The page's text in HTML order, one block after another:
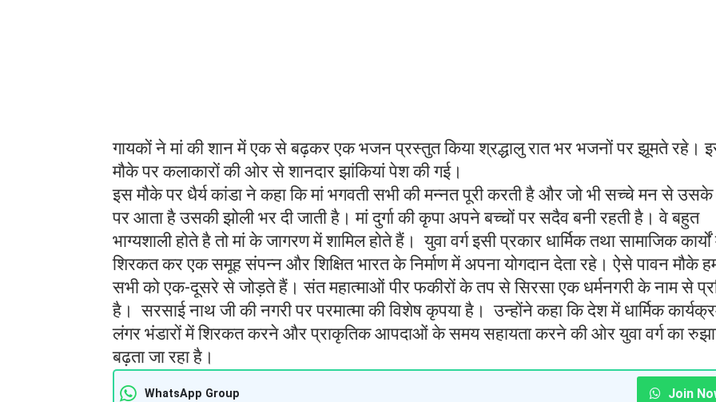
गायकों ने मां की शान में एक से बढ़कर एक भजन प्रस्तुत किया श्रद्धालु रात भर भजनों पर झूमते रहे।
मौके पर कलाकारों की ओर से शानदार झांकियां पेश की गई।
इस मौके पर धैर्य कांडा ने कहा कि मां भगवती सभी की मन्नत पूरी करती है और जो भी सच्चे मन से उसके
पर आता है उसकी झोली भर दी जाती है। मां दुर्गा की कृपा अपने बच्चों पर सदैव बनी रहती है। वे बहुत
भाग्यशाली होते है तो मां के जागरण में शामिल होते हैं। युवा वर्ग इसी प्रकार धार्मिक तथा सामाजिक कार्यों
शिरकत कर एक समूह संपन्न और शिक्षित भारत के निर्माण में अपना योगदान देता रहे। ऐसे पावन मौके
सभी को एक-दूसरे से जोड़ते हैं। संत महात्माओं पीर फकीरों के तप से सिरसा एक धर्मनगरी के नाम से
है। सरसाई नाथ जी की नगरी पर परमात्मा की विशेष कृपया है। उन्होंने कहा कि देश में धार्मिक
लंगर भंडारों में शिरकत करने और प्राकृतिक आपदाओं के समय सहायता करने की ओर युवा वर्ग का
बढ़ता जा रहा है।
WhatsApp Group Join